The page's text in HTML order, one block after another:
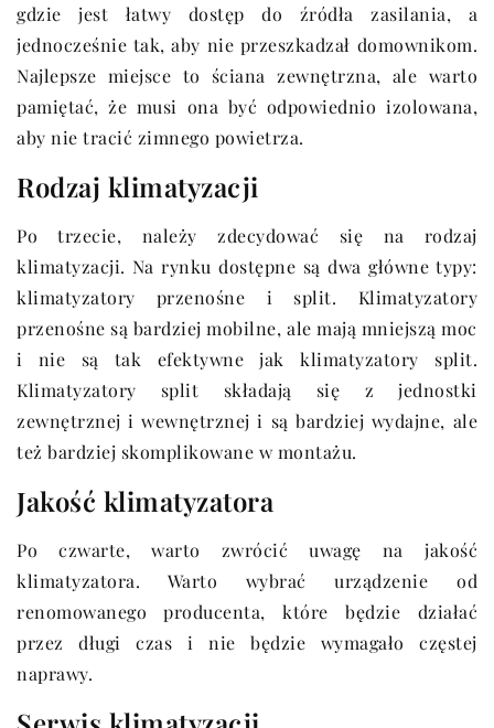
gdzie jest łatwy dostęp do źródła zasilania, a
jednocześnie tak, aby nie przeszkadzał domownikom.
Najlepsze miejsce to ściana zewnętrzna, ale warto
pamiętać, że musi ona być odpowiednio izolowana,
aby nie tracić zimnego powietrza.
Rodzaj klimatyzacji
Po trzecie, należy zdecydować się na rodzaj
klimatyzacji. Na rynku dostępne są dwa główne typy:
klimatyzatory przenośne i split. Klimatyzatory
przenośne są bardziej mobilne, ale mają mniejszą moc
i nie są tak efektywne jak klimatyzatory split.
Klimatyzatory split składają się z jednostki
zewnętrznej i wewnętrznej i są bardziej wydajne, ale
też bardziej skomplikowane w montażu.
Jakość klimatyzatora
Po czwarte, warto zwrócić uwagę na jakość
klimatyzatora. Warto wybrać urządzenie od
renomowanego producenta, które będzie działać
przez długi czas i nie będzie wymagało częstej
naprawy.